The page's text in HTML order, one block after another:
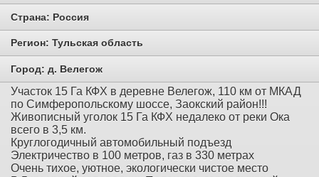
Страна: Россия
Регион: Тульская область
Город: д. Велегож
Участок 15 Га КФХ в деревне Велегож, 110 км от МКАД
по Симферопольскому шоссе, Заокский район!!!
Живописный уголок 15 Га КФХ недалеко от реки Ока
всего в 3,5 км.
Круглогодичный автомобильный подъезд
Электричество в 100 метров, газ в 330 метрах
Очень тихое, уютное, экологически чистое место